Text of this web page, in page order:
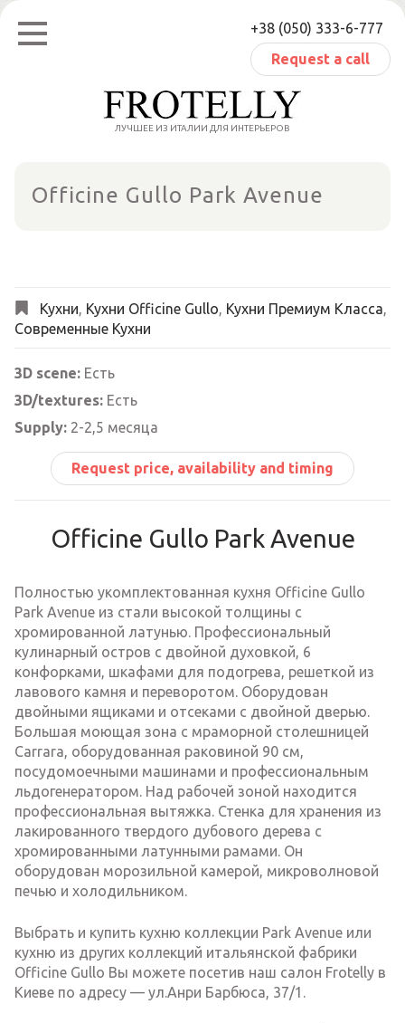
Skip
content
+38 (050) 333-6-777
Request a call
ЛУЧШЕЕ ИЗ ИТАЛИИ ДЛЯ ИНТЕРЬЕРОВ
Officine Gullo Park Avenue
Кухни, Кухни Officine Gullo, Кухни Премиум Класса,
Современные Кухни
3D scene: Есть
3D/textures: Есть
Supply: 2-2,5 месяца
Request price, availability and timing
Officine Gullo Park Avenue
Полностью укомплектованная кухня Officine Gullo
Park Avenue из стали высокой толщины с
хромированной латунью. Профессиональный
кулинарный остров c двойной духовкой, 6
конфорками, шкафами для подогрева, решеткой из
лавового камня и переворотом. Оборудован
двойными ящиками и отсеками с двойной дверью.
Большая моющая зона с мраморной столешницей
Carrara, оборудованная раковиной 90 см,
посудомоечными машинами и профессиональным
льдогенератором. Над рабочей зоной находится
профессиональная вытяжка. Стенка для хранения из
лакированного твердого дубового дерева с
хромированными латунными рамами. Он
оборудован морозильной камерой, микроволновой
печью и холодильником.
Выбрать и купить кухню коллекции Park Avenue или
кухню из других коллекций итальянской фабрики
Officine Gullo Вы можете посетив наш салон Frotelly в
Киеве по адресу — ул.Анри Барбюса, 37/1.